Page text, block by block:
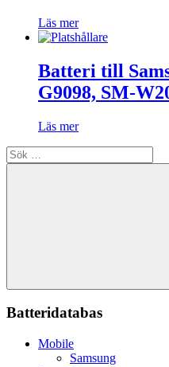
Läs mer
Batteri till
G9098, SM-
Läs mer
Sök
efter:
Sök
Batteridatabas
Mobile
Samsung